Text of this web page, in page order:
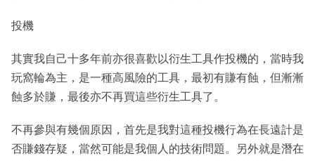
投機
其實我自己十多年前亦很喜歡以衍生工具作投機的，當時我
玩窩輪為主，是一種高風險的工具，最初有賺有蝕，但漸漸
蝕多於賺，最後亦不再買這些衍生工具了。
不再參與有幾個原因，首先是我對這種投機行為在長遠計是
否賺錢存疑，當然可能是我個人的技術問題。另外就是潛在